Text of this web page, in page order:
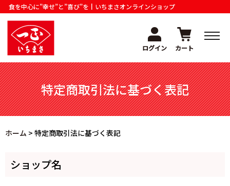
食を中心に”幸せ”と”喜び”を┃いちまさオンラインショップ
ログイン カート
ホーム
カテゴリー
ご利用案内
特定商取引法に基づく表記
ホーム > 特定商取引法に基づく表記
ショップ名